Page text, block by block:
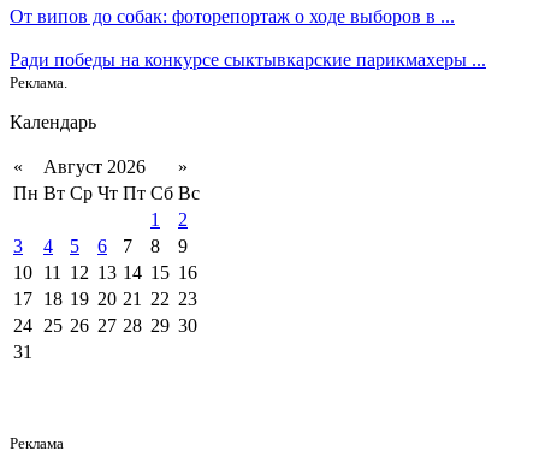
От випов до собак: фоторепортаж о ходе выборов в ...
Ради победы на конкурсе сыктывкарские парикмахеры ...
Реклама.
Календарь
« Август 2026
»
Пн Вт Ср Чт Пт Сб Вс
1
2
3
4 5 6 7 8
9
10 11 12 13 14 15 16
17 18 19 20 21 22 23
24 25 26 27 28 29 30
31
Реклама